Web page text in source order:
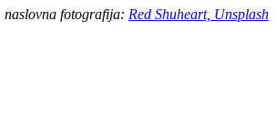
naslovna fotografija: Red Shuheart, Unsplash